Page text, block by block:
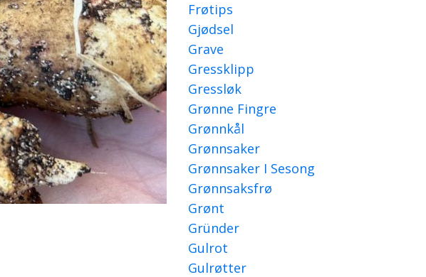
Frøtips
Gjødsel
Grave
Gressklipp
Gressløk
Grønne Fingre
Grønnkål
Grønnsaker
Grønnsaker I Sesong
Grønnsaksfrø
Grønt
Gründer
Gulrot
Gulrøtter